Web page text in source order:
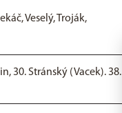
Veselý, Troják,
30. Stránský (Vacek). 38.